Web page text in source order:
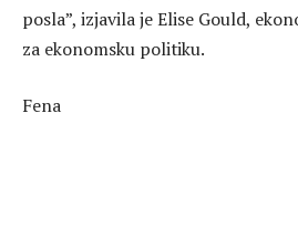
posla”, izjavila je Elise Gould,
za ekonomsku politiku.
Fena